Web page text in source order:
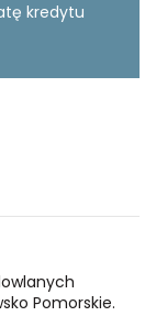
kredytu
Pomorskie.